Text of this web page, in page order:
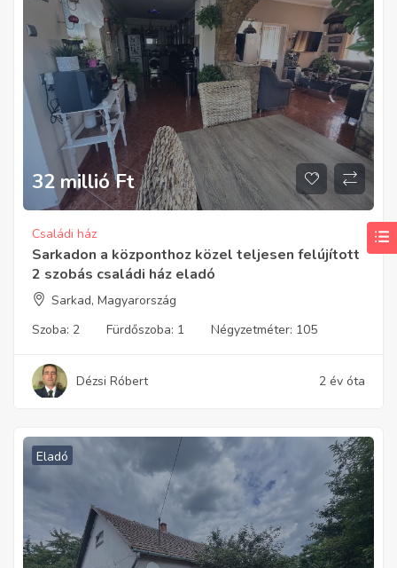
32 millió Ft
Családi ház
Sarkadon a központhoz közel teljesen felújított
2 szobás családi ház eladó
Sarkad, Magyarország
Szoba: 2 Fürdőszoba: 1 Négyzetméter: 105
Dézsi Róbert 2 év óta
Eladó